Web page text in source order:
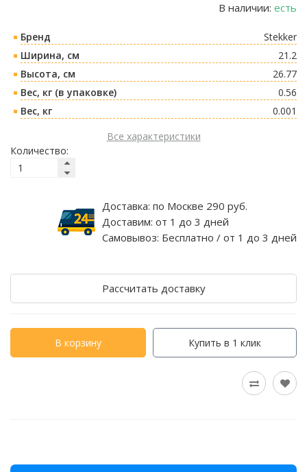
В наличии: есть
Бренд
Stekker
Ширина, см
21.2
Высота, см
26.77
Вес, кг (в упаковке)
0.56
Вес, кг
0.001
Все характеристики
Количество:
Доставка: по Москве 290 руб.
Доставим: от 1 до 3 дней
Самовывоз: Бесплатно / от 1 до 3 дней
Рассчитать доставку
В корзину Купить в 1 клик